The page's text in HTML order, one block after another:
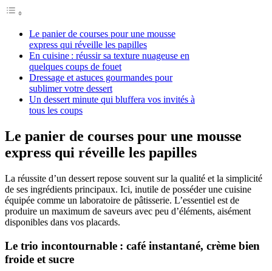
Le panier de courses pour une mousse
express qui réveille les papilles
En cuisine : réussir sa texture nuageuse en
quelques coups de fouet
Dressage et astuces gourmandes pour
sublimer votre dessert
Un dessert minute qui bluffera vos invités à
tous les coups
Le panier de courses pour une mousse
express qui réveille les papilles
La réussite d’un dessert repose souvent sur la qualité et la simplicité
de ses ingrédients principaux. Ici, inutile de posséder une cuisine
équipée comme un laboratoire de pâtisserie. L’essentiel est de
produire un maximum de saveurs avec peu d’éléments, aisément
disponibles dans vos placards.
Le trio incontournable : café instantané, crème bien
froide et sucre